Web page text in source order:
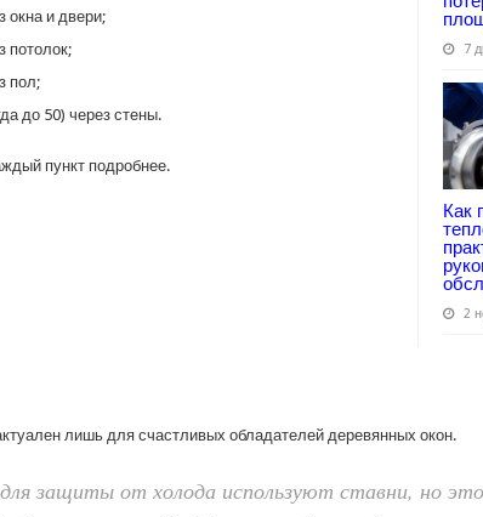
7
Как
2
окна и двери;
потолок;
пол;
до 50) через стены.
пункт подробнее.
лишь для счастливых обладателей деревянных окон.
защиты от холода используют ставни, но